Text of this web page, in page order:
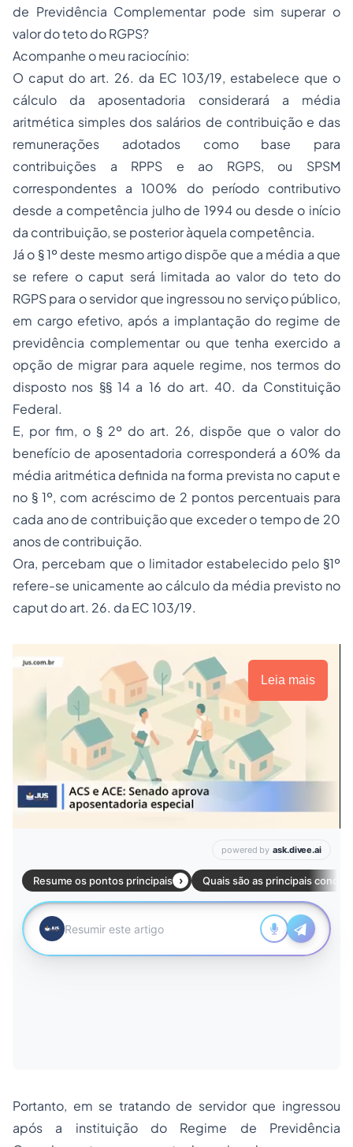
de Previdência Complementar pode sim superar o
valor do teto do RGPS?
Acompanhe o meu raciocínio:
O caput do art. 26. da EC 103/19, estabelece que o
cálculo da aposentadoria considerará a média
aritmética simples dos salários de contribuição e das
remunerações adotados como base para
contribuições a RPPS e ao RGPS, ou SPSM
correspondentes a 100% do período contributivo
desde a competência julho de 1994 ou desde o início
da contribuição, se posterior àquela competência.
Já o § 1º deste mesmo artigo dispõe que a média a que
se refere o caput será limitada ao valor do teto do
RGPS para o servidor que ingressou no serviço público,
em cargo efetivo, após a implantação do regime de
previdência complementar ou que tenha exercido a
opção de migrar para aquele regime, nos termos do
disposto nos §§ 14 a 16 do art. 40. da Constituição
Federal.
E, por fim, o § 2º do art. 26, dispõe que o valor do
benefício de aposentadoria corresponderá a 60% da
média aritmética definida na forma prevista no caput e
no § 1º, com acréscimo de 2 pontos percentuais para
cada ano de contribuição que exceder o tempo de 20
anos de contribuição.
Ora, percebam que o limitador estabelecido pelo §1º
refere-se unicamente ao cálculo da média previsto no
caput do art. 26. da EC 103/19.
Leia mais
Portanto, em se tratando de servidor que ingressou
após a instituição do Regime de Previdência